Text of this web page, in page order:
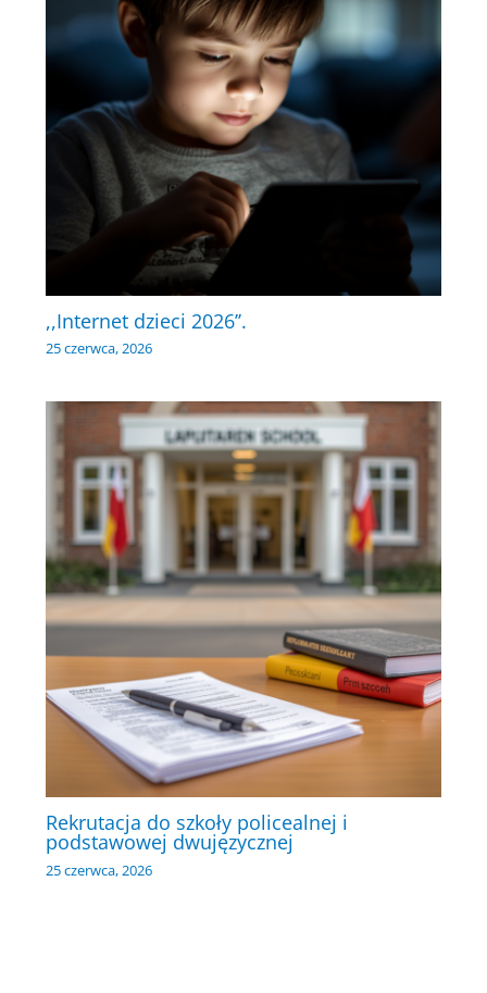
,,Internet dzieci 2026’’.
25 czerwca, 2026
Rekrutacja do szkoły policealnej i
podstawowej dwujęzycznej
25 czerwca, 2026